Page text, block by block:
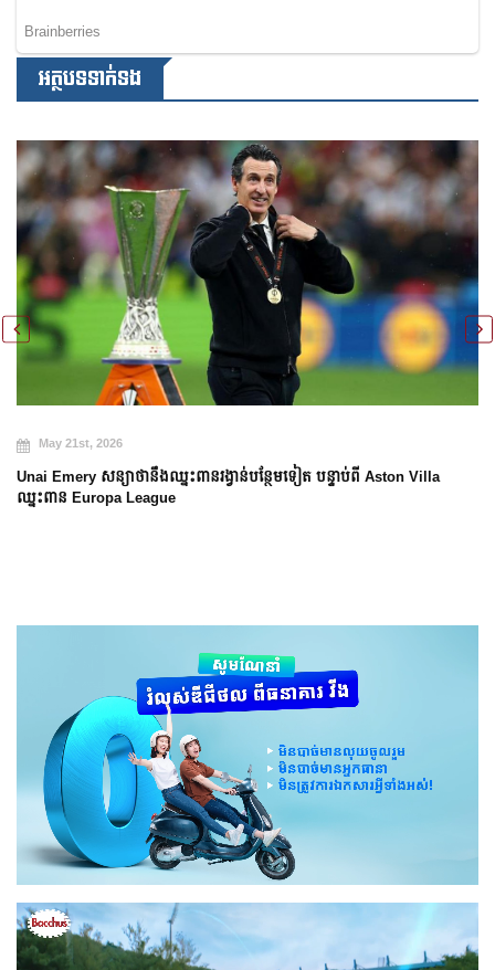
អត្ថបទទាក់ទង
May 21st, 2026
Unai Emery សន្យាថានឹងឈ្នះពានរង្វាន់បន្ថែមទៀត បន្ទាប់ពី Aston Villa
ឈ្នះពាន Europa League